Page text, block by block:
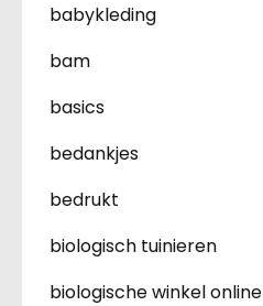
babykleding
bam
basics
bedankjes
bedrukt
biologisch tuinieren
biologische winkel online